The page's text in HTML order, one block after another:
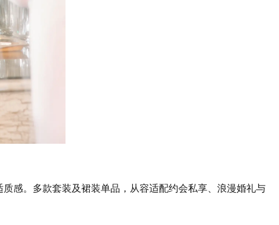
感。多款套装及裙装单品，从容适配约会私享、浪漫婚礼与